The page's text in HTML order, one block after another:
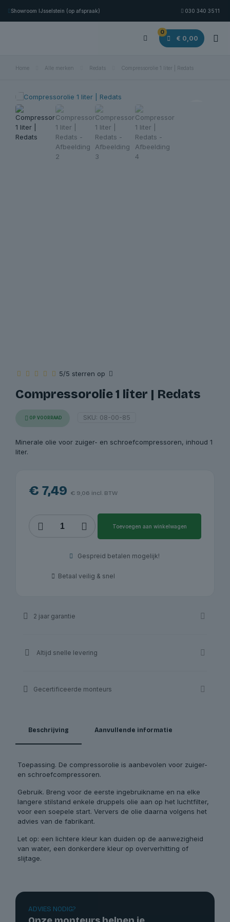
Showroom IJsselstein (op afspraak) 030 340 3511
0
€ 0,00
Home Alle merken Redats Compressorolie 1 liter | Redats
5/5 sterren op
Compressorolie 1 liter | Redats
OP VOORRAAD SKU: 08-00-85
Minerale olie voor zuiger- en schroefcompressoren, inhoud 1
liter.
€ 7,49 € 9,06 incl. BTW
Toevoegen aan winkelwagen
Gespreid betalen mogelijk!
Betaal veilig & snel
2 jaar garantie
Altijd snelle levering
Gecertificeerde monteurs
Beschrijving Aanvullende informatie
Toepassing. De compressorolie is aanbevolen voor zuiger-
en schroefcompressoren.
Gebruik. Breng voor de eerste ingebruikname en na elke
langere stilstand enkele druppels olie aan op het luchtfilter,
voor een soepele start. Ververs de olie daarna volgens het
advies van de fabrikant.
Let op: een lichtere kleur kan duiden op de aanwezigheid
van water, een donkerdere kleur op oververhitting of
slijtage.
ADVIES NODIG?